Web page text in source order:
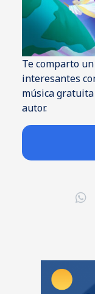
Te comparto
interesantes
música
autor.